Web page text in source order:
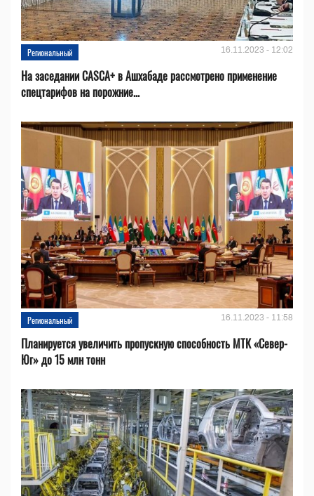
Региональный 16.11.2023 - 12:02
На заседании CASCA+ в Ашхабаде рассмотрено применение
спецтарифов на порожние...
Региональный 16.11.2023 - 11:58
Планируется увеличить пропускную способность МТК «Север-
Юг» до 15 млн тонн